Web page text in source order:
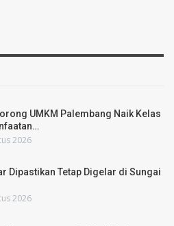
UMKM Palembang Naik Kelas
2026
Dipastikan Tetap Digelar di Sungai
2026